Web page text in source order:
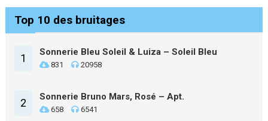
Top 10 des bruitages
1 Sonnerie Bleu Soleil & Luiza – Soleil Bleu
831 20958
2 Sonnerie Bruno Mars, Rosé – Apt.
658 6541